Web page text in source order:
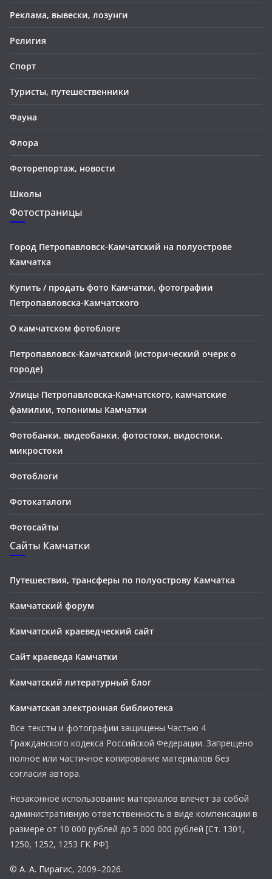
Реклама, вывески, лозунги
Религия
Спорт
Туристы, путешественники
Фауна
Флора
Фоторепортаж, новости
Школы
Фотостраницы
Город Петропавловск-Камчатский на полуострове
Камчатка
Купить / продать фото Камчатки, фотографии
Петропавловска-Камчатского
О камчатском фотоблоге
Петропавловск-Камчатский (исторический очерк о
городе)
Улицы Петропавловска-Камчатского, камчатские
фамилии, топонимы Камчатки
Фотобанки, видеобанки, фотостоки, видостоки,
микростоки
Фотоблоги
Фотокаталоги
Фотосайты
Сайты Камчатки
Путешествия, трансферы по полуострову Камчатка
Камчатский форум
Камчатский краеведческий сайт
Сайт краеведа Камчатки
Камчатский литературный блог
Камчатская электронная библиотека
Все тексты и фотографии защищены Частью 4
Гражданского кодекса Российской Федерации. Запрещено
полное или частичное копирование материалов без
согласия автора.
Незаконное использование материалов влечет за собой
административную ответственность в виде компенсации в
размере от 10 000 рублей до 5 000 000 рублей [Ст. 1301,
1250, 1252, 1253 ГК РФ].
© А. А. Пирагис, 2009–2026.